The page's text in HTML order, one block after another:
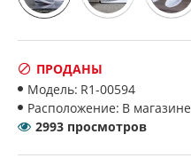
ПРОДАНЫ
Модель: R1-00594
Расположение: В магазине
2993 просмотров